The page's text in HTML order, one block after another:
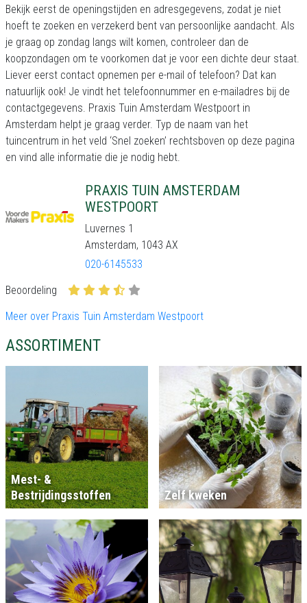
Bekijk eerst de openingstijden en adresgegevens, zodat je niet
hoeft te zoeken en verzekerd bent van persoonlijke aandacht. Als
je graag op zondag langs wilt komen, controleer dan de
koopzondagen om te voorkomen dat je voor een dichte deur staat.
Liever eerst contact opnemen per e-mail of telefoon? Dat kan
natuurlijk ook! Je vindt het telefoonnummer en e-mailadres bij de
contactgegevens. Praxis Tuin Amsterdam Westpoort in
Amsterdam helpt je graag verder. Typ de naam van het
tuincentrum in het veld ‘Snel zoeken’ rechtsboven op deze pagina
en vind alle informatie die je nodig hebt.
PRAXIS TUIN AMSTERDAM
WESTPOORT
Luvernes 1
Amsterdam, 1043 AX
020-6145533
Beoordeling
Meer over Praxis Tuin Amsterdam Westpoort
ASSORTIMENT
Mest- &
Bestrijdingsstoffen
Zelf kweken